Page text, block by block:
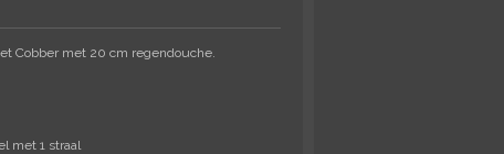
Cobber met 20 cm regendouche.
met 1 straal